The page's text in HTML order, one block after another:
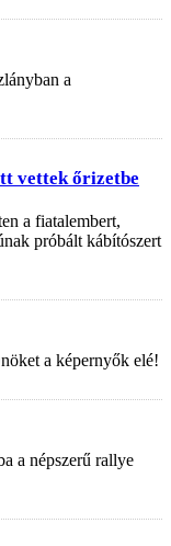
a
vettek őrizetbe
a fiatalembert,
próbált kábítószert
a képernyők elé!
a népszerű rallye